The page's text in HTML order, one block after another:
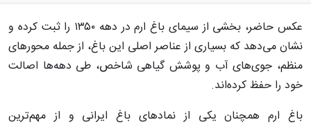
عکس حاضر، بخشی از سیمای باغ ارم در دهه ۱۳۵۰ را ثبت کرده و
نشان می‌دهد که بسیاری از عناصر اصلی این باغ، از جمله محورهای
منظم، جوی‌های آب و پوشش گیاهی شاخص، طی دهه‌ها اصالت
خود را حفظ کرده‌اند.
باغ ارم همچنان یکی از نمادهای باغ ایرانی و از مهم‌ترین